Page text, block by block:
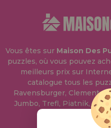
Vous êtes sur Maison Des
puzzles, où vous pouvez
meilleurs prix sur
catalogue tous les
Ravensburger,
Jumbo, Trefl, Piatnik,
bien